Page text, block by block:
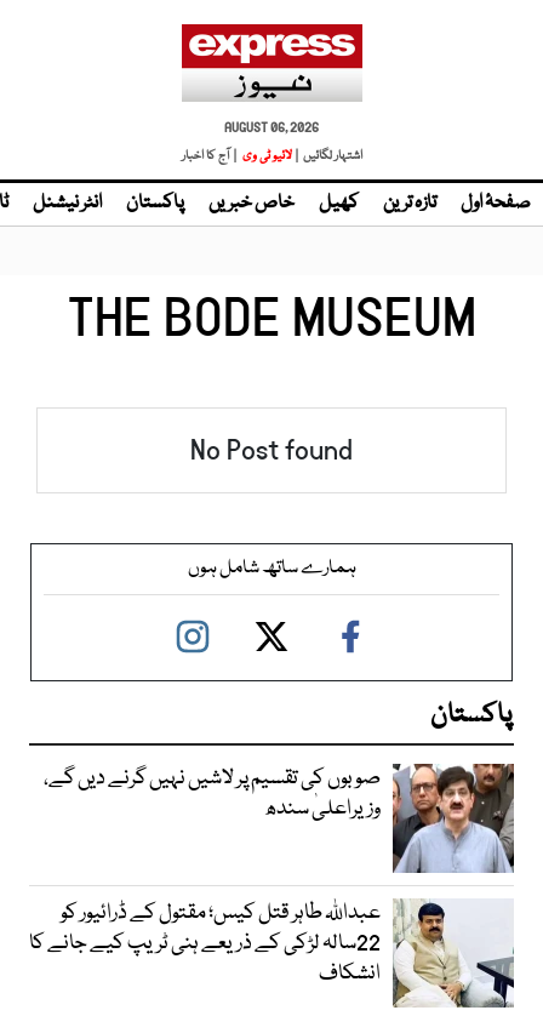
AUGUST 06, 2026
اشتہار لگائیں | لائیو ٹی وی | آج کا اخبار
صفحۂ اول تازہ ترین کھیل خاص خبریں پاکستان انٹر نیشنل
THE BODE MUSEUM
No Post found
ہمارے ساتھ شامل ہوں
پاکستان
صوبوں کی تقسیم پر لاشیں نہیں گرنے دیں گے،
وزیراعلیٰ سندھ
عبداللہ طاہر قتل کیس؛ مقتول کے ڈرائیور کو
22سالہ لڑکی کے ذریعے ہنی ٹریپ کیے جانے کا
انشکاف